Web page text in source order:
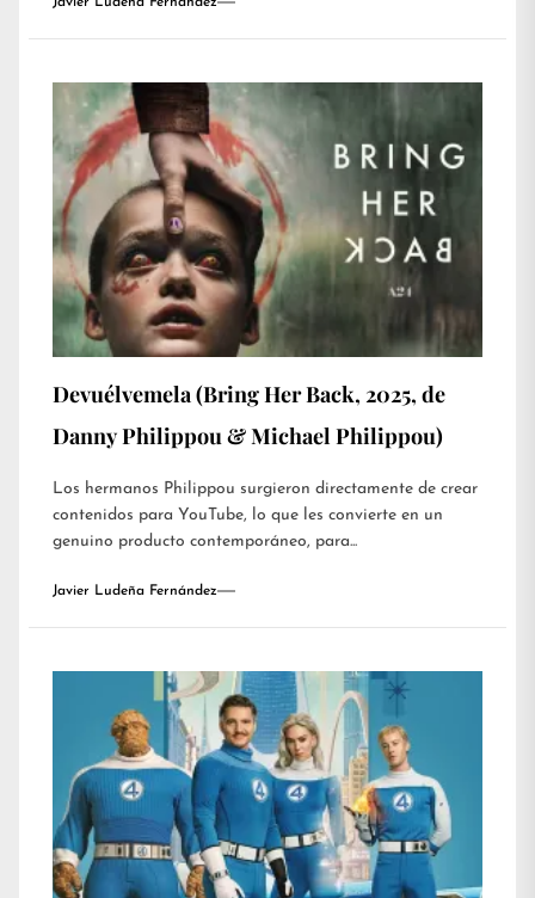
Devuélvemela (Bring Her Back, 2025, de
Danny Philippou & Michael Philippou)
Los hermanos Philippou surgieron directamente de crear
contenidos para YouTube, lo que les convierte en un
genuino producto contemporáneo, para...
Javier Ludeña Fernández